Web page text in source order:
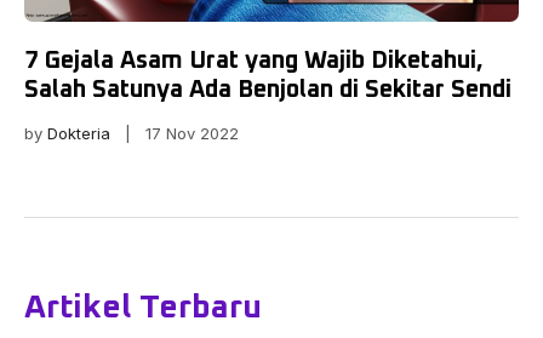
7 Gejala Asam Urat yang Wajib Diketahui,
Salah Satunya Ada Benjolan di Sekitar Sendi
by Dokteria | 17 Nov 2022
Artikel Terbaru